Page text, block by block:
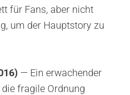
für Fans, aber nicht
um der Hauptstory zu
— Ein erwachender
fragile Ordnung